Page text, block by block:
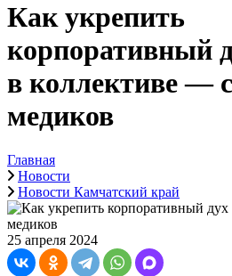
Как укрепить
корпоративный
в коллективе —
медиков
Главная
Новости
Новости Камчатский край
25 апреля 2024